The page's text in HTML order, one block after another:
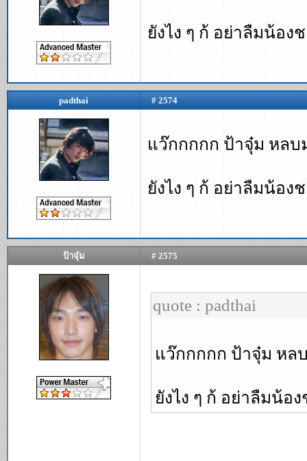
ยังไง ๆ ก้ อย่าลืมน้อง
padthai # 2574
แว๊กกกกก ป้าจุ๋ม หลบ
ยังไง ๆ ก้ อย่าลืมน้อง
ป้าจุ๋ม # 2575
quote : padthai
แว๊กกกกก ป้าจุ๋ม หล
ยังไง ๆ ก้ อย่าลืมน้อ